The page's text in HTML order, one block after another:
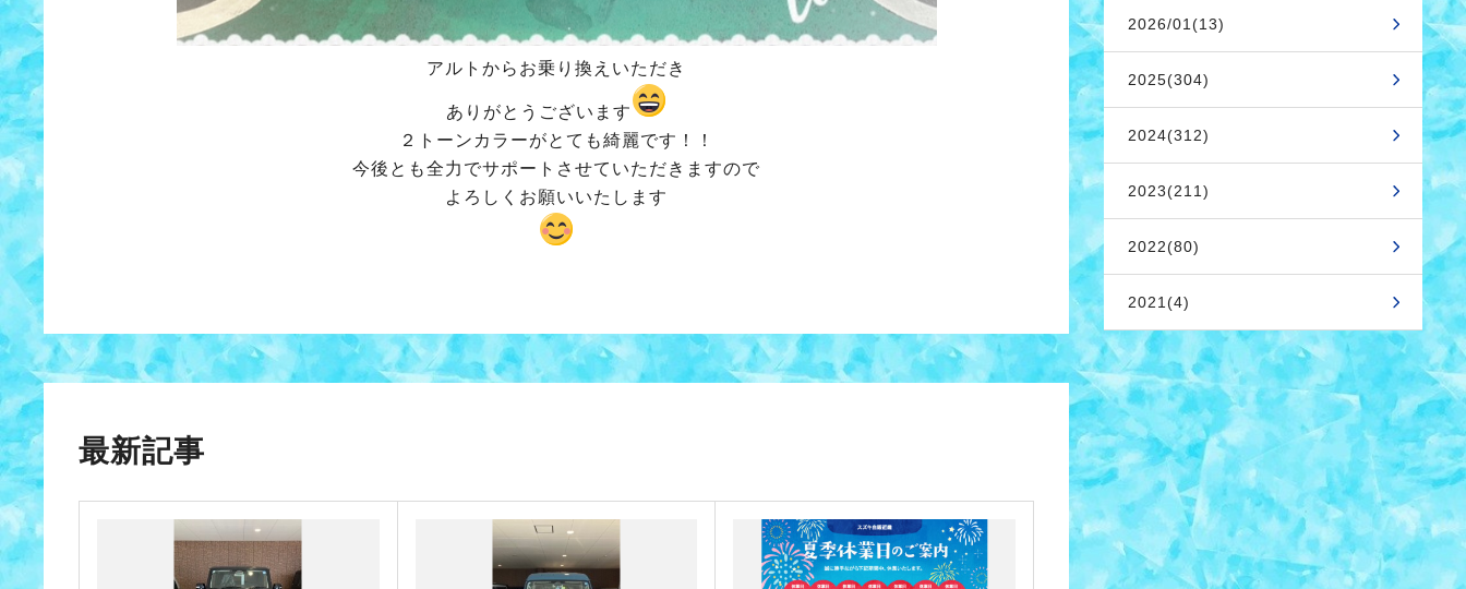
アルトからお乗り換えいただき
ありがとうございます
２トーンカラーがとても綺麗です！！
今後とも全力でサポートさせていただきますので
よろしくお願いいたします
最新記事
2026/01(13)
2025(304)
2024(312)
2023(211)
2022(80)
2021(4)